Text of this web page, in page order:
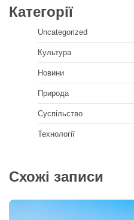
Категорії
Uncategorized
Культура
Новини
Природа
Суспільство
Технології
Схожі записи